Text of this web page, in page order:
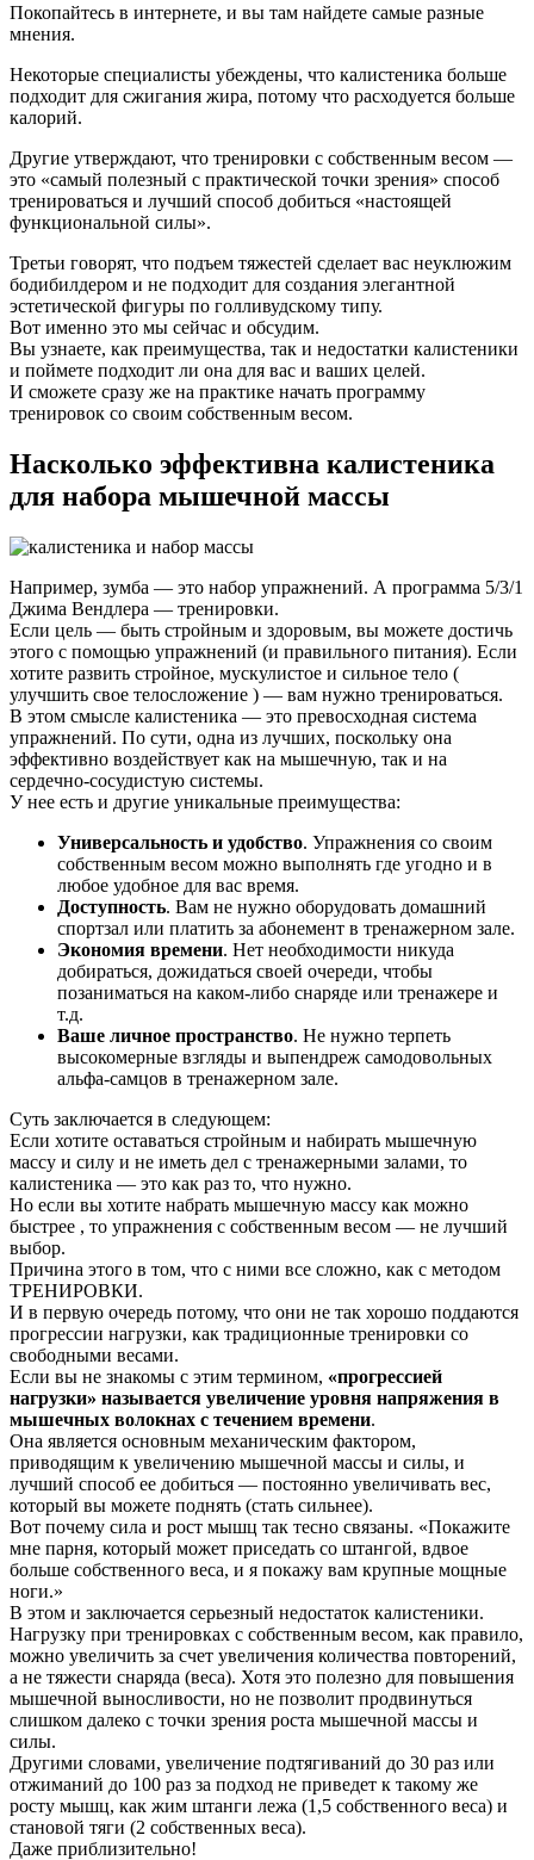
Покопайтесь в интернете, и вы там найдете самые разные
мнения.
Некоторые специалисты убеждены, что калистеника больше
подходит для сжигания жира, потому что расходуется больше
калорий.
Другие утверждают, что тренировки с собственным весом —
это «самый полезный с практической точки зрения» способ
тренироваться и лучший способ добиться «настоящей
функциональной силы».
Третьи говорят, что подъем тяжестей сделает вас неуклюжим
бодибилдером и не подходит для создания элегантной
эстетической фигуры по голливудскому типу.
Вот именно это мы сейчас и обсудим.
Вы узнаете, как преимущества, так и недостатки калистеники
и поймете подходит ли она для вас и ваших целей.
И сможете сразу же на практике начать программу
тренировок со своим собственным весом.
Насколько эффективна калистеника
для набора мышечной массы
Например, зумба — это набор упражнений. А программа 5/3/1
Джима Вендлера — тренировки.
Если цель — быть стройным и здоровым, вы можете достичь
этого с помощью упражнений (и правильного питания). Если
хотите развить стройное, мускулистое и сильное тело (
улучшить свое телосложение ) — вам нужно тренироваться.
В этом смысле калистеника — это превосходная система
упражнений. По сути, одна из лучших, поскольку она
эффективно воздействует как на мышечную, так и на
сердечно-сосудистую системы.
У нее есть и другие уникальные преимущества:
Универсальность и удобство. Упражнения со своим
собственным весом можно выполнять где угодно и в
любое удобное для вас время.
Доступность. Вам не нужно оборудовать домашний
спортзал или платить за абонемент в тренажерном зале.
Экономия времени. Нет необходимости никуда
добираться, дожидаться своей очереди, чтобы
позаниматься на каком-либо снаряде или тренажере и
т.д.
Ваше личное пространство. Не нужно терпеть
высокомерные взгляды и выпендреж самодовольных
альфа-самцов в тренажерном зале.
Суть заключается в следующем:
Если хотите оставаться стройным и набирать мышечную
массу и силу и не иметь дел с тренажерными залами, то
калистеника — это как раз то, что нужно.
Но если вы хотите набрать мышечную массу как можно
быстрее , то упражнения с собственным весом — не лучший
выбор.
Причина этого в том, что с ними все сложно, как с методом
ТРЕНИРОВКИ.
И в первую очередь потому, что они не так хорошо поддаются
прогрессии нагрузки, как традиционные тренировки со
свободными весами.
Если вы не знакомы с этим термином, «прогрессией
нагрузки» называется увеличение уровня напряжения в
мышечных волокнах с течением времени.
Она является основным механическим фактором,
приводящим к увеличению мышечной массы и силы, и
лучший способ ее добиться — постоянно увеличивать вес,
который вы можете поднять (стать сильнее).
Вот почему сила и рост мышц так тесно связаны. «Покажите
мне парня, который может приседать со штангой, вдвое
больше собственного веса, и я покажу вам крупные мощные
ноги.»
В этом и заключается серьезный недостаток калистеники.
Нагрузку при тренировках с собственным весом, как правило,
можно увеличить за счет увеличения количества повторений,
а не тяжести снаряда (веса). Хотя это полезно для повышения
мышечной выносливости, но не позволит продвинуться
слишком далеко с точки зрения роста мышечной массы и
силы.
Другими словами, увеличение подтягиваний до 30 раз или
отжиманий до 100 раз за подход не приведет к такому же
росту мышц, как жим штанги лежа (1,5 собственного веса) и
становой тяги (2 собственных веса).
Даже приблизительно!